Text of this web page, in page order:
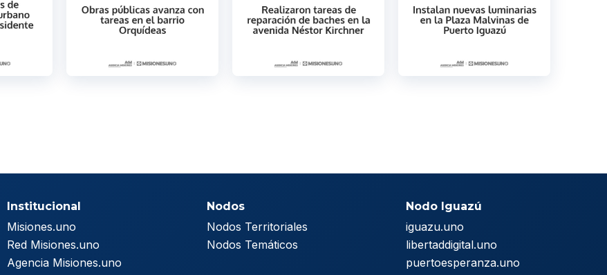
Institucional
Misiones.uno
Red Misiones.uno
Agencia Misiones.uno
Nodos
Nodos Territoriales
Nodos Temáticos
Nodo Iguazú
iguazu.uno
libertaddigital.uno
puertoesperanza.uno